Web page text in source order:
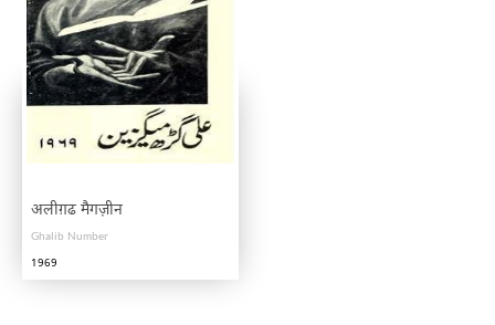
अलीग़ढ मैगज़ीन
Ghalib Number
1969